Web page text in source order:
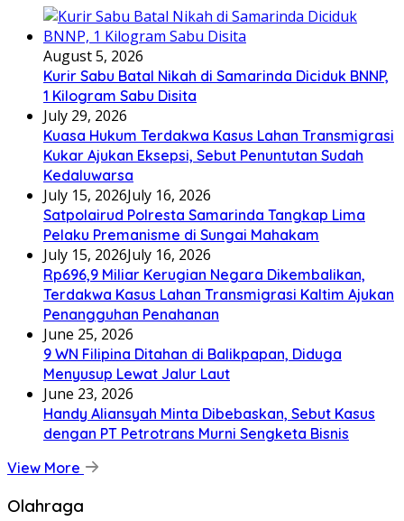
August 5, 2026
Kurir Sabu Batal Nikah di Samarinda Diciduk BNNP,
1 Kilogram Sabu Disita
July 29, 2026
Kuasa Hukum Terdakwa Kasus Lahan Transmigrasi
Kukar Ajukan Eksepsi, Sebut Penuntutan Sudah
Kedaluwarsa
July 15, 2026July 16, 2026
Satpolairud Polresta Samarinda Tangkap Lima
Pelaku Premanisme di Sungai Mahakam
July 15, 2026July 16, 2026
Rp696,9 Miliar Kerugian Negara Dikembalikan,
Terdakwa Kasus Lahan Transmigrasi Kaltim Ajukan
Penangguhan Penahanan
June 25, 2026
9 WN Filipina Ditahan di Balikpapan, Diduga
Menyusup Lewat Jalur Laut
June 23, 2026
Handy Aliansyah Minta Dibebaskan, Sebut Kasus
dengan PT Petrotrans Murni Sengketa Bisnis
View More
Olahraga